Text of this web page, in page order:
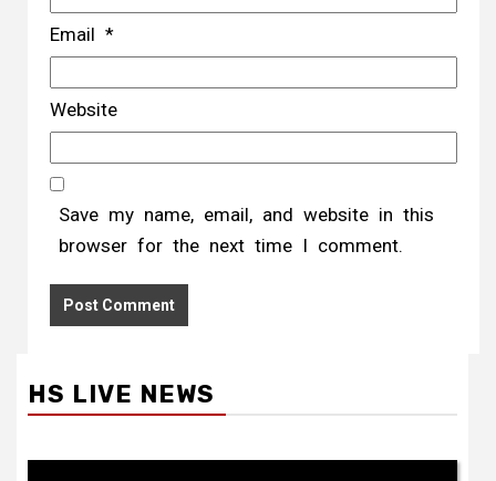
Email *
Website
Save my name, email, and website in this
browser for the next time I comment.
HS LIVE NEWS